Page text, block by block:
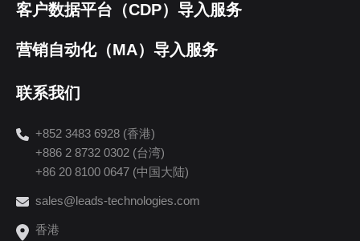
客户数据平台（CDP）导入服务
营销自动化（MA）导入服务
联系我们
+852 3483 6928 (香港)
+886 2 8732 0302 (台湾)
+86 20 8100 0647 (中国大陆)
sales@leads-technologies.com
香港